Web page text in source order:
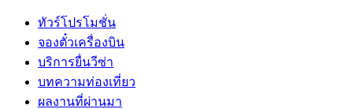
ทัวร์โปรโมชั่น
จองตั๋วเครื่องบิน
บริการยื่นวีซ่า
บทความท่องเที่ยว
ผลงานที่ผ่านมา